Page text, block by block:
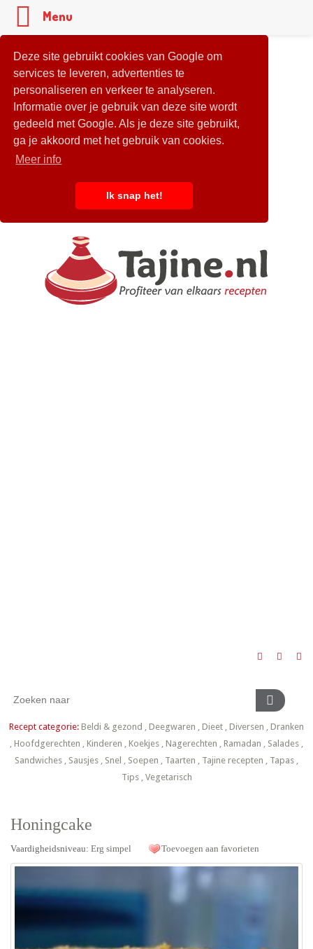
Deze site gebruikt cookies van Google om
services te leveren, advertenties te
personaliseren en verkeer te analyseren.
Informatie over je gebruik van deze site wordt
gedeeld met Google. Als je deze site gebruikt,
ga je akkoord met het gebruik van cookies.
Meer info
Ik snap het!
Recept categorie: Beldi & gezond , Deegwaren , Dieet , Diversen , Dranken
, Hoofdgerechten , Kinderen , Koekjes , Nagerechten , Ramadan , Salades ,
Sandwiches , Sausjes , Snel , Soepen , Taarten , Tajine recepten , Tapas ,
Tips, Vegetarisch
Honingcake
Vaardigheidsniveau:Erg simpel Toevoegen aan favorieten
Menu